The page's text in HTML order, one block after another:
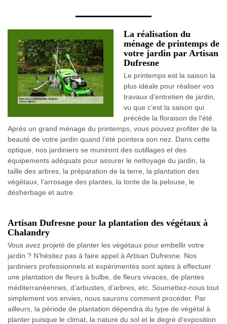
La réalisation du
ménage de printemps de
votre jardin par Artisan
Dufresne
Le printemps est la saison la
plus idéale pour réaliser vos
travaux d’entretien de jardin,
vu que c’est la saison qui
précède la floraison de l’été.
Après un grand ménage du printemps, vous pouvez profiter de la
beauté de votre jardin quand l’été pointera son nez. Dans cette
optique, nos jardiniers se muniront des outillages et des
équipements adéquats pour assurer le nettoyage du jardin, la
taille des arbres, la préparation de la terre, la plantation des
végétaux, l’arrosage des plantes, la tonte de la pelouse, le
désherbage et autre.
Artisan Dufresne pour la plantation des végétaux à
Chalandry
Vous avez projeté de planter les végétaux pour embellir votre
jardin ? N’hésitez pas à faire appel à Artisan Dufresne. Nos
jardiniers professionnels et expérimentés sont aptes à effectuer
une plantation de fleurs à bulbe, de fleurs vivaces, de plantes
méditerranéennes, d’arbustes, d’arbres, etc. Soumettez-nous tout
simplement vos envies, nous saurons comment procéder. Par
ailleurs, la période de plantation dépendra du type de végétal à
planter puisque le climat, la nature du sol et le degré d’exposition